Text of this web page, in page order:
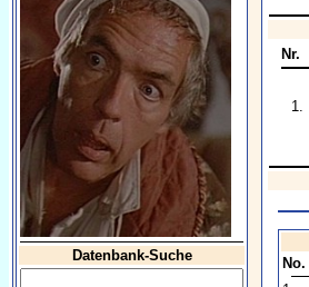
Datenbank-Suche
Nr.
1.
No.